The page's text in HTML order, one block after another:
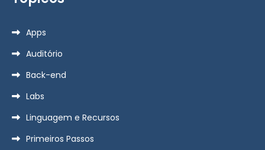
Apps
Auditório
Back-end
Labs
Linguagem e Recursos
Primeiros Passos